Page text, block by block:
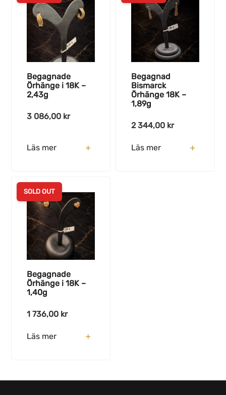
Begagnade
Örhänge i 18K –
2,43g
3 086,00 kr
Läs mer
Begagnad
Bismarck
Örhänge 18K –
1,89g
2 344,00 kr
Läs mer
SOLD OUT
Begagnade
Örhänge i 18K –
1,40g
1 736,00 kr
Läs mer